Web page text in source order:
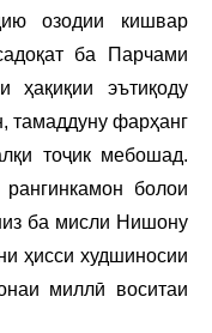
озодии кишвар
ба Парчами
ҳақиқии эътиқоду
тамаддуну фарҳанг
тоҷик мебошад.
болои
ба мисли Нишону
ҳисси худшиносии
миллӣ воситаи